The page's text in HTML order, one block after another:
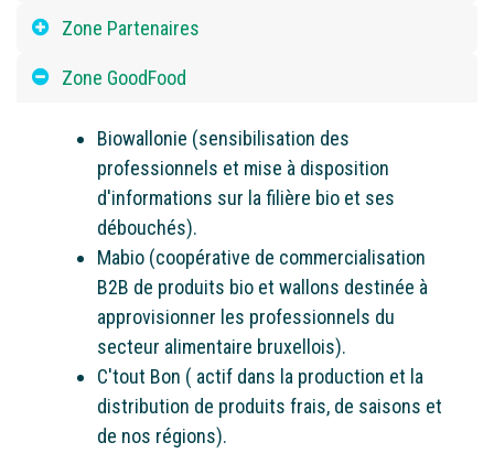
Zone Partenaires
Zone GoodFood
Biowallonie (sensibilisation des
professionnels et mise à disposition
d'informations sur la filière bio et ses
débouchés).
Mabio (coopérative de commercialisation
B2B de produits bio et wallons destinée à
approvisionner les professionnels du
secteur alimentaire bruxellois).
C'tout Bon ( actif dans la production et la
distribution de produits frais, de saisons et
de nos régions).